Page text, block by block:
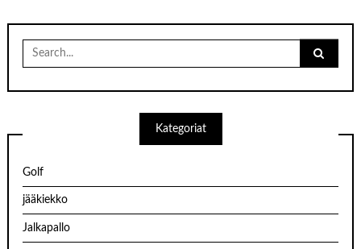
Search
for:
Kategoriat
Golf
jääkiekko
Jalkapallo